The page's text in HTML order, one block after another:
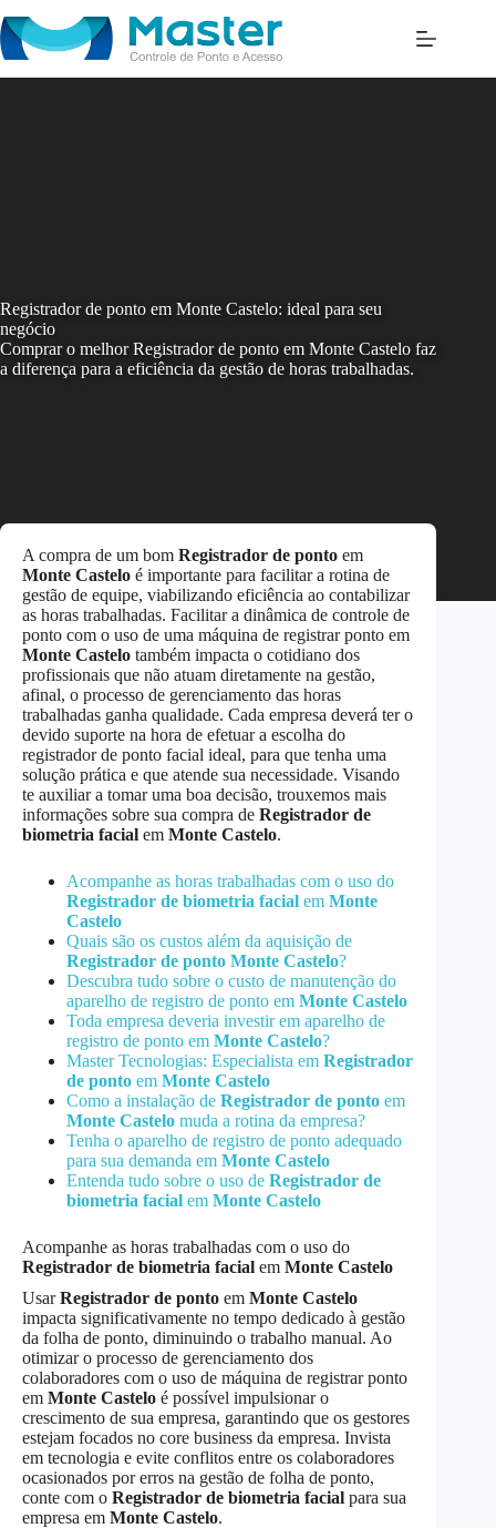
to
content
Registrador de ponto em Monte Castelo: ideal para seu
negócio
Comprar o melhor Registrador de ponto em Monte Castelo faz
a diferença para a eficiência da gestão de horas trabalhadas.
A compra de um bom Registrador de ponto em
Monte Castelo é importante para facilitar a rotina de
gestão de equipe, viabilizando eficiência ao contabilizar
as horas trabalhadas. Facilitar a dinâmica de controle de
ponto com o uso de uma máquina de registrar ponto em
Monte Castelo também impacta o cotidiano dos
profissionais que não atuam diretamente na gestão,
afinal, o processo de gerenciamento das horas
trabalhadas ganha qualidade. Cada empresa deverá ter o
devido suporte na hora de efetuar a escolha do
registrador de ponto facial ideal, para que tenha uma
solução prática e que atende sua necessidade. Visando
te auxiliar a tomar uma boa decisão, trouxemos mais
informações sobre sua compra de Registrador de
biometria facial em Monte Castelo.
Acompanhe as horas trabalhadas com o uso do
Registrador de biometria facial em Monte
Castelo
Quais são os custos além da aquisição de
Registrador de ponto Monte Castelo?
Descubra tudo sobre o custo de manutenção do
aparelho de registro de ponto em Monte Castelo
Toda empresa deveria investir em aparelho de
registro de ponto em Monte Castelo?
Master Tecnologias: Especialista em Registrador
de ponto em Monte Castelo
Como a instalação de Registrador de ponto em
Monte Castelo muda a rotina da empresa?
Tenha o aparelho de registro de ponto adequado
para sua demanda em Monte Castelo
Entenda tudo sobre o uso de Registrador de
biometria facial em Monte Castelo
Acompanhe as horas trabalhadas com o uso do
Registrador de biometria facial em Monte Castelo
UsarRegistrador de ponto em Monte Castelo
impacta significativamente no tempo dedicado à gestão
da folha de ponto, diminuindo o trabalho manual. Ao
otimizar o processo de gerenciamento dos
colaboradores com o uso de máquina de registrar ponto
em Monte Castelo é possível impulsionar o
crescimento de sua empresa, garantindo que os gestores
estejam focados no core business da empresa. Invista
em tecnologia e evite conflitos entre os colaboradores
ocasionados por erros na gestão de folha de ponto,
conte com o Registrador de biometria facial para sua
empresa em Monte Castelo.